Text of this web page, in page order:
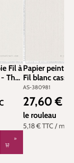
Fil à
The
|
Papier peint
Fil blanc cassé
BOS d'A.S.
Réf. AS-
AS-380981
5,18 €TTC / m2
Prix régulier :
27,60 €
le rouleau